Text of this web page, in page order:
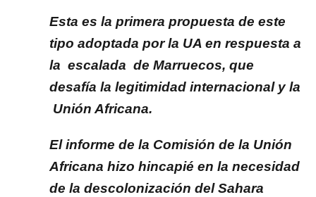
Esta es la primera propuesta de este
tipo adoptada por la UA en respuesta a
la escalada de Marruecos, que
desafía la legitimidad internacional y la
Unión Africana.
El informe de la Comisión de la Unión
Africana hizo hincapié en la necesidad
de la descolonización del Sahara